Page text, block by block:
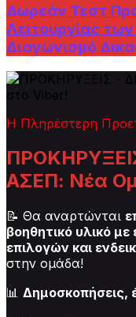
Δωρεάν Τεστ
Λειτουργίας
Διαγωνισμό
Η Πληρέστερη
ΑΣΕΠ: Νέα
📝 Θα αναρτώνται
βοηθητικό υλικό
επιλογών και
στην ομάδα!
📊 Δημοσκοπήσεις,